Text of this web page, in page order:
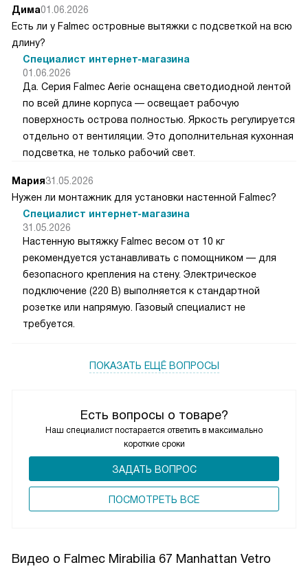
Есть вопросы о товаре?
Наш специалист постарается ответить в максимально
короткие сроки
ЗАДАТЬ ВОПРОС
ПОCМОТРЕТЬ ВСЕ
Дима01.06.2026
Есть ли у Falmec островные вытяжки с подсветкой на всю
длину?
Специалист интернет-магазина
01.06.2026
Да. Серия Falmec Aerie оснащена светодиодной лентой
по всей длине корпуса — освещает рабочую
поверхность острова полностью. Яркость регулируется
отдельно от вентиляции. Это дополнительная кухонная
подсветка, не только рабочий свет.
Мария31.05.2026
Нужен ли монтажник для установки настенной Falmec?
Специалист интернет-магазина
31.05.2026
Настенную вытяжку Falmec весом от 10 кг
рекомендуется устанавливать с помощником — для
безопасного крепления на стену. Электрическое
подключение (220 В) выполняется к стандартной
розетке или напрямую. Газовый специалист не
требуется.
ПОКАЗАТЬ ЕЩЁ ВОПРОСЫ
Видео о Falmec Mirabilia 67 Manhattan Vetro